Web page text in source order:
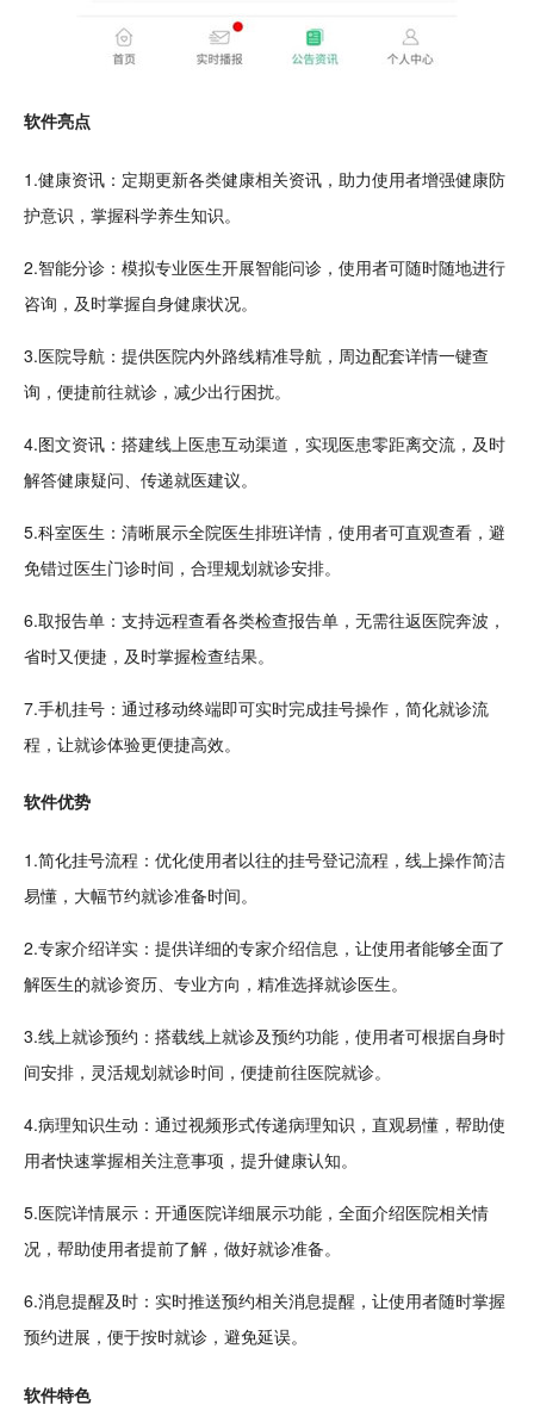
软件亮点
1.健康资讯：定期更新各类健康相关资讯，助力使用者增强健康防
护意识，掌握科学养生知识。
2.智能分诊： 模拟专业医生开展智能问诊，使用者可随时随地进行
咨询，及时掌握自身健康状况。
3.医院导航 ：提供医院内外路线精准导航，周边配套详情一键查
询，便捷前往就诊，减少出行困扰。
4.图文资讯：搭建线上医患互动渠道，实现医患零距离交流，及时
解答健康疑问、传递就医建议。
5.科室医生：清晰展示全院医生排班详情，使用者可直观查看，避
免错过医生门诊时间，合理规划就诊安排。
6.取报告单：支持远程查看各类检查报告单，无需往返医院奔波，
省时又便捷，及时掌握检查结果。
7.手机挂号：通过移动终端即可实时完成挂号操作，简化就诊流
程，让就诊体验更便捷高效。
软件优势
1.简化挂号流程：优化使用者以往的挂号登记流程，线上操作简洁
易懂，大幅节约就诊准备时间。
2.专家介绍详实：提供详细的专家介绍信息，让使用者能够全面了
解医生的就诊资历、专业方向，精准选择就诊医生。
3.线上就诊预约：搭载线上就诊及预约功能，使用者可根据自身时
间安排，灵活规划就诊时间，便捷前往医院就诊。
4.病理知识生动：通过视频形式传递病理知识，直观易懂，帮助使
用者快速掌握相关注意事项，提升健康认知。
5.医院详情展示：开通医院详细展示功能，全面介绍医院相关情
况，帮助使用者提前了解，做好就诊准备。
6.消息提醒及时：实时推送预约相关消息提醒，让使用者随时掌握
预约进展，便于按时就诊，避免延误。
软件特色